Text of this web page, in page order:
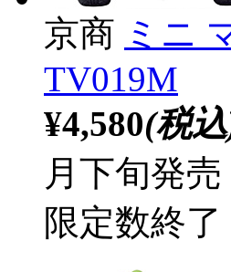
京商 ミニ
TV019M
¥4,580(税
月下旬発売
限定数終了